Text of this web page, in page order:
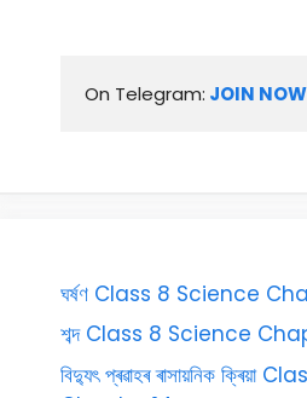
On Telegram: JOIN NOW
ঘৰ্ষণ Class 8 Science
শব্দ Class 8 Science
বিদ্যুৎ প্ৰৱাহৰ ৰাসায়নিক